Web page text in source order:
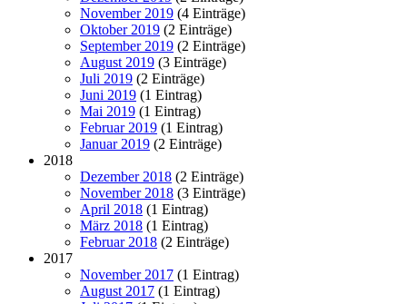
November 2019 (4 Einträge)
Oktober 2019 (2 Einträge)
September 2019 (2 Einträge)
August 2019 (3 Einträge)
Juli 2019 (2 Einträge)
Juni 2019 (1 Eintrag)
Mai 2019 (1 Eintrag)
Februar 2019 (1 Eintrag)
Januar 2019 (2 Einträge)
2018
Dezember 2018 (2 Einträge)
November 2018 (3 Einträge)
April 2018 (1 Eintrag)
März 2018 (1 Eintrag)
Februar 2018 (2 Einträge)
2017
November 2017 (1 Eintrag)
August 2017 (1 Eintrag)